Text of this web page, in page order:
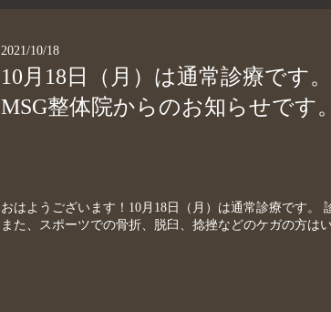
2021/10/18
10月18日（月）は通常診療です
MSG整体院からのお知らせです。
おはようございます！10月18日（月）は通常診療です。
また、スポーツでの骨折、脱臼、捻挫などのケガの方は